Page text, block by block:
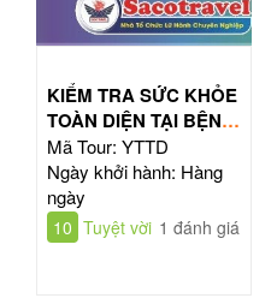
KIỂM TRA SỨC KHỎE
TOÀN DIỆN TẠI BỆNH
VIỆN TỪ DŨ
Mã Tour: YTTD
Ngày khởi hành: Hàng
ngày
10 Tuyệt vời 1 đánh giá